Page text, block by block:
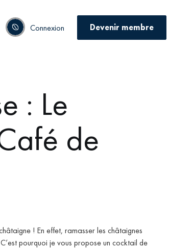
Connexion Devenir membre
: Le
de
! En effet, ramasser les châtaignes
pourquoi je vous propose un cocktail de